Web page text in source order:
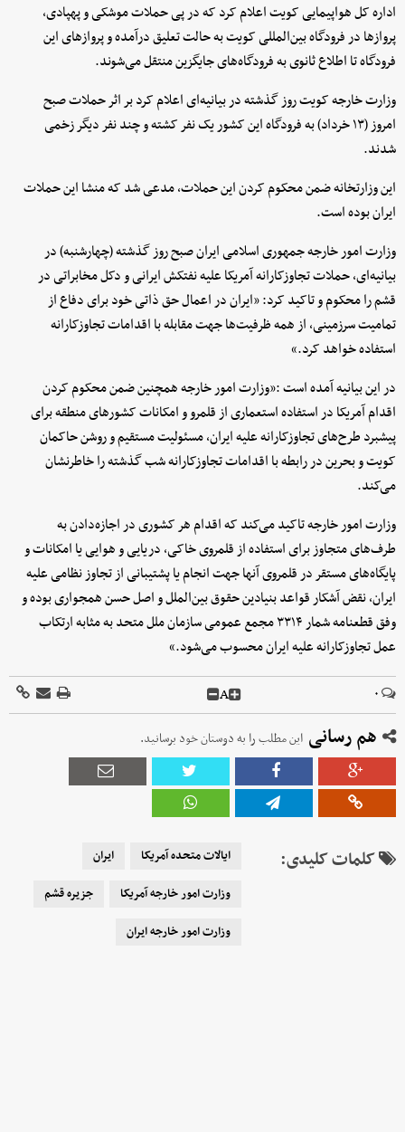
اداره کل هواپیمایی کویت اعلام کرد که در پی حملات موشکی و پهپادی،
پروازها در فرودگاه بین‌المللی کویت به حالت تعلیق درآمده و پروازهای این
فرودگاه تا اطلاع ثانوی به فرودگاه‌های جایگزین منتقل می‌شوند.
وزارت خارجه کویت روز گذشته در بیانیه‌ای اعلام کرد بر اثر حملات صبح
امروز (۱۳ خرداد) به فرودگاه این کشور یک نفر کشته و چند نفر دیگر زخمی
شدند.
این وزارتخانه ضمن محکوم کردن این حملات، مدعی شد که منشا این حملات
ایران بوده است.
وزارت امور خارجه جمهوری اسلامی ایران صبح روز گذشته (چهارشنبه) در
بیانیه‌ای، حملات تجاوزکارانه آمریکا علیه نفتکش ایرانی و دکل مخابراتی در
قشم را محکوم و تاکید کرد: «ایران در اعمال حق ذاتی خود برای دفاع از
تمامیت سرزمینی، از همه ظرفیت‌ها جهت مقابله با اقدامات تجاوزکارانه
استفاده خواهد کرد.»
در این بیانیه آمده است :«وزارت امور خارجه همچنین ضمن محکوم کردن
اقدام آمریکا در استفاده استعماری از قلمرو و امکانات کشورهای منطقه برای
پیشبرد طرح‌های تجاوزکارانه علیه ایران، مسئولیت مستقیم و روشن حاکمان
کویت و بحرین در رابطه با اقدامات تجاوزکارانه شب گذشته را خاطرنشان
می‌کند.
وزارت امور خارجه تاکید می‌کند که اقدام هر کشوری در اجازه‌دادن به
طرف‌های متجاوز برای استفاده از قلمروی خاکی، دریایی و هوایی یا امکانات و
پایگاه‌های مستقر در قلمروی آنها جهت انجام یا پشتیبانی از تجاوز نظامی علیه
ایران، نقض آشکار قواعد بنیادین حقوق بین‌الملل و اصل حسن همجواری بوده و
وفق قطعنامه شمار ۳۳۱۴ مجمع عمومی سازمان ملل متحد به مثابه ارتکاب
عمل تجاوزکارانه علیه ایران محسوب می‌شود.»
۰ A
هم رسانی این مطلب را به دوستان خود برسانید.
کلمات کلیدی: ایالات متحده آمریکا
ایران
وزارت امور خارجه آمریکا
جزیره قشم
وزارت امور خارجه ایران